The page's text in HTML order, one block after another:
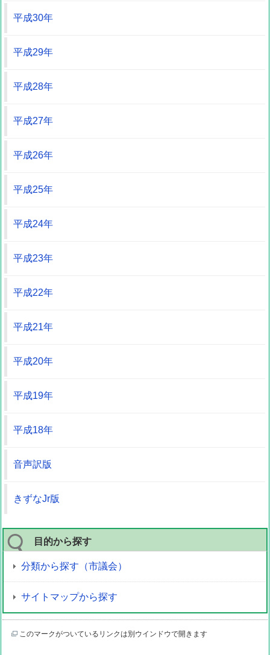
平成30年
平成29年
平成28年
平成27年
平成26年
平成25年
平成24年
平成23年
平成22年
平成21年
平成20年
平成19年
平成18年
音声訳版
きずなJr版
目的から探す
分類から探す（市議会）
サイトマップから探す
このマークがついているリンクは別ウインドウで開きます